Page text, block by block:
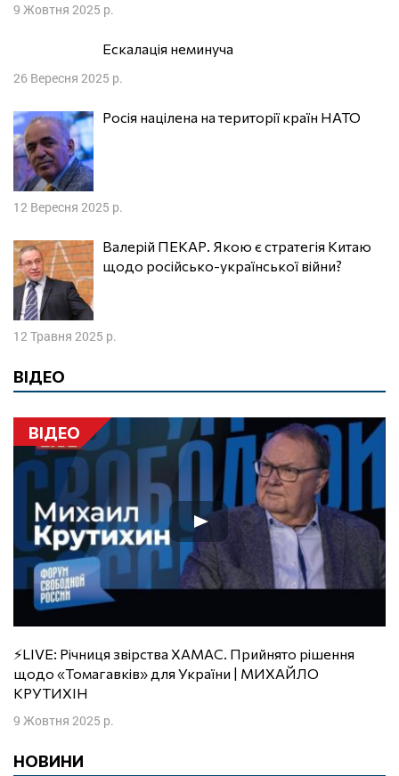
9 Жовтня 2025 р.
Ескалація неминуча
26 Вересня 2025 р.
Росія націлена на території країн НАТО
12 Вересня 2025 р.
Валерій ПЕКАР. Якою є стратегія Китаю
щодо російсько-української війни?
12 Травня 2025 р.
ВІДЕО
ВІДЕО
⚡️LIVE: Річниця звірства ХАМАС. Прийнято рішення
щодо «Томагавків» для України | МИХАЙЛО
КРУТИХІН
9 Жовтня 2025 р.
НОВИНИ